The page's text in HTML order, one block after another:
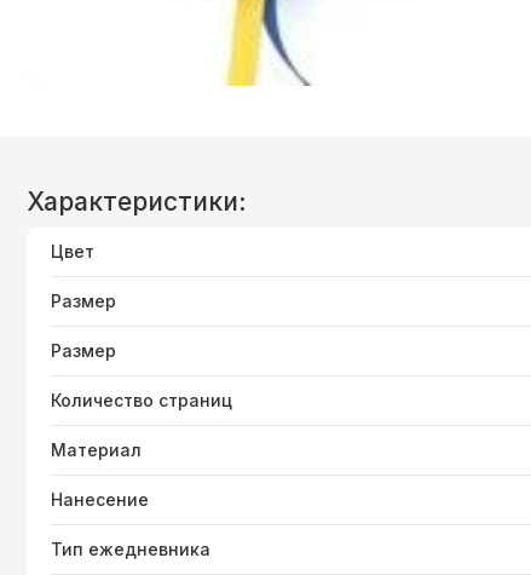
Характеристики:
Цвет
Размер
Размер
Количество страниц
Материал
Нанесение
Тип ежедневника